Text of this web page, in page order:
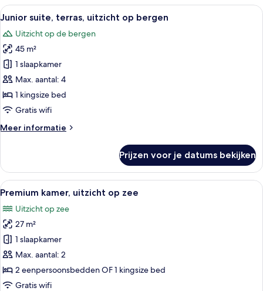
Alle
foto's
voor
Junior
suite,
terras,
uitzicht
op
laden
Een moderne hotelkamer met een
6
Junior suite, terras, uitzicht op bergen
Uitzicht op de bergen
45 m²
1 slaapkamer
Max. aantal: 4
1 kingsize bed
Gratis wifi
Meer informatie
Meer
suite,
terras,
uitzicht
bergen
Prijzen voor je datums bekijken
Alle
foto's
voor
Premium
kamer,
uitzicht
op
zee
Een moderne hotelkamer met
6
Premium kamer, uitzicht op zee
Uitzicht op zee
27 m²
1 slaapkamer
Max. aantal: 2
2 eenpersoonsbedden OF 1 kingsize bed
Gratis wifi